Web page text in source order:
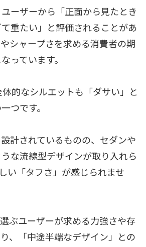
ーザーから「正面から見たとき
重たい」と評価されることがあ
シャープさを求める消費者の期
っています。
体的なシルエットも「ダサい」と
つです。
計されているものの、セダンや
な流線型デザインが取り入れら
い「タフさ」が感じられませ
ぶユーザーが求める力強さや存
、「中途半端なデザイン」との